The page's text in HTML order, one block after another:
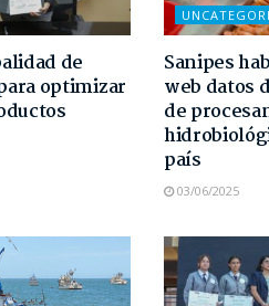
de
optimizar
Sanipes
web datos
de
país
03/06/2025